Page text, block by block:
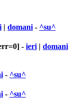
| domani - ^su^
- ieri | domani
- ^su^
- ^su^